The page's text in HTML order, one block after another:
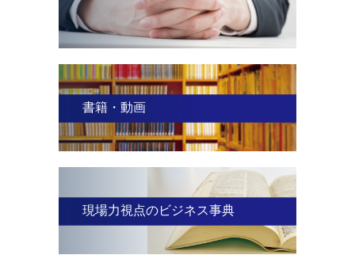
書籍・動画
現場力視点のビジネス事典